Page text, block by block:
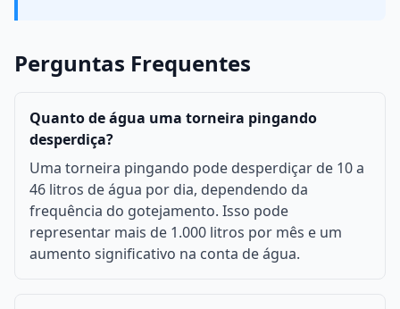
Perguntas Frequentes
Quanto de água uma torneira pingando
desperdiça?
Uma torneira pingando pode desperdiçar de 10 a
46 litros de água por dia, dependendo da
frequência do gotejamento. Isso pode
representar mais de 1.000 litros por mês e um
aumento significativo na conta de água.